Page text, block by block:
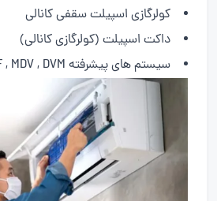
کولرگازی اسپیلت سقفی کانالی
داکت اسپیلت (کولرگازی کانالی)
سیستم های پیشرفته VRF , MDV , DVM